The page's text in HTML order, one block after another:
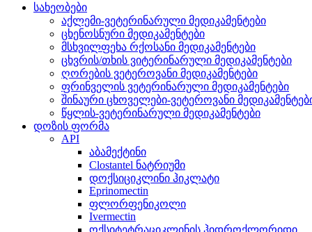
სახეობები
აქლემი-ვეტერინარული მედიკამენტები
ცხენოსნური მედიკამენტები
მსხვილფეხა რქოსანი მედიკამენტები
ცხვრის/თხის ვიტერინარული მედიკამენტები
ღორების ვეტეროვანი მედიკამენტები
ფრინველის ვეტერინარული მედიკამენტები
შინაური ცხოველები-ვეტეროვანი
წყლის-ვეტერინარული მედიკამენტები
დოზის ფორმა
API
აბამექტინი
Clostantel ნატრიუმი
დოქსიციკლინი ჰიკლატი
Eprinomectin
ფლორფენიკოლი
Ivermectin
ოქსიტეტრაციკლინის ჰიდროქლორიდი